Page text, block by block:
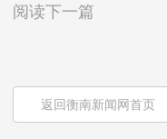
阅读下一篇
返回衡南新闻网首页